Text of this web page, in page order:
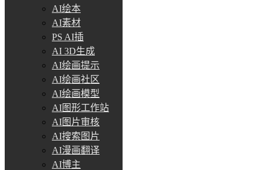
AI绘本
AI素材
PS AI插
AI 3D生成
AI绘画提示
AI绘画社区
AI绘画模型
AI图形工作站
AI图片审核
AI搜索图片
AI漫画翻译
AI博主